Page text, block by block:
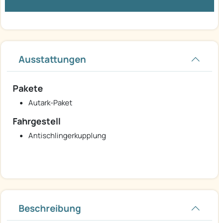
Ausstattungen
Pakete
Autark-Paket
Fahrgestell
Antischlingerkupplung
Beschreibung